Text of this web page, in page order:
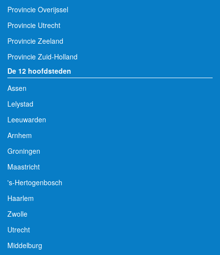
Provincie Overijssel
Provincie Utrecht
Provincie Zeeland
Provincie Zuid-Holland
De 12 hoofdsteden
Assen
Lelystad
Leeuwarden
Arnhem
Groningen
Maastricht
's-Hertogenbosch
Haarlem
Zwolle
Utrecht
Middelburg